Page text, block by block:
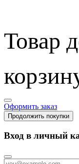
Товар
Оформить заказ
Продолжить покупки
Вход в личный